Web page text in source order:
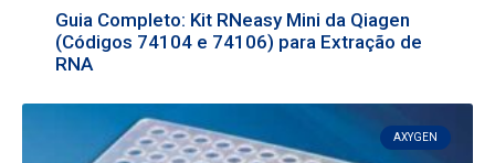
Guia Completo: Kit RNeasy Mini da Qiagen
(Códigos 74104 e 74106) para Extração de
RNA
AXYGEN